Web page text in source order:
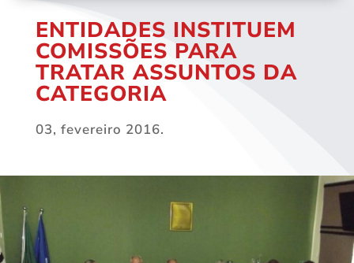
ENTIDADES INSTITUEM
COMISSÕES PARA
TRATAR ASSUNTOS DA
CATEGORIA
03, fevereiro 2016.